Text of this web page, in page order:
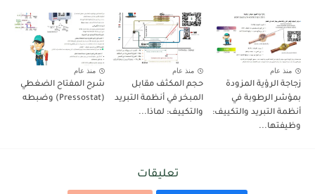
منذ عام
زجاجة الرؤية المزودة
بمؤشر الرطوبة في
أنظمة التبريد والتكييف:
وظيفتها...
منذ عام
حجم المكثف مقابل
المبخر في أنظمة التبريد
والتكييف: لماذا...
منذ عام
شرح المفتاح الضغطي
(Pressostat) وضبطه
تعليقات